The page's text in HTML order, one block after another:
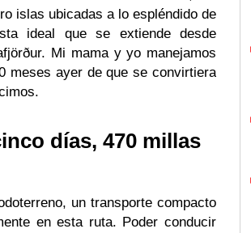
islas ubicadas a lo espléndido de
ideal que se extiende desde
Mi mama y yo manejamos
meses ayer de que se convirtiera
días, 470 millas
un transporte compacto
en esta ruta. Poder conducir